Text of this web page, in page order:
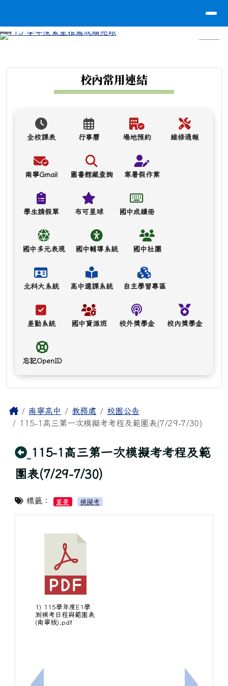
校內常用連結
全校課表 行事曆 場地預約 維修通報
南寧Gmail 圖書館藏查詢 寒暑假作業
學生請假單 布可星球 國中成績冊
國中多元表現 國中輔導系統 國中社團
北科大系統 高中選課系統 自主學習專區
差勤系統 國中資源班 校外獎學金 校內獎學金
忘記OpenID
主內容區域
Home南寧高中 教務處
校園公告
115-1高三第一次模擬考考程及範圍表(7/29-7/30)
回上頁
115-1高三第一次模擬考考程及範
圍表(7/29-7/30)
標籤： 重要 模擬考
1) 115學年度E1學
測模考日程與範圍表
(南寧版).pdf